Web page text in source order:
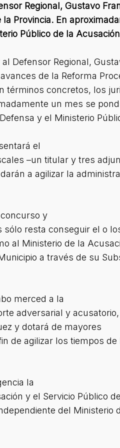
Regional, Gustavo
Provincia. En
Público de la
Defensor Regional,
de la Reforma
términos concretos, los
un mes se
y el Ministerio
el
–un titular y tres
a agilizar la
y
resta conseguir el o
al Ministerio de la
a través de su
merced a la
adversarial y
y dotará de mayores
de agilizar los tiempos de
la
y el Servicio Público
del Ministerio